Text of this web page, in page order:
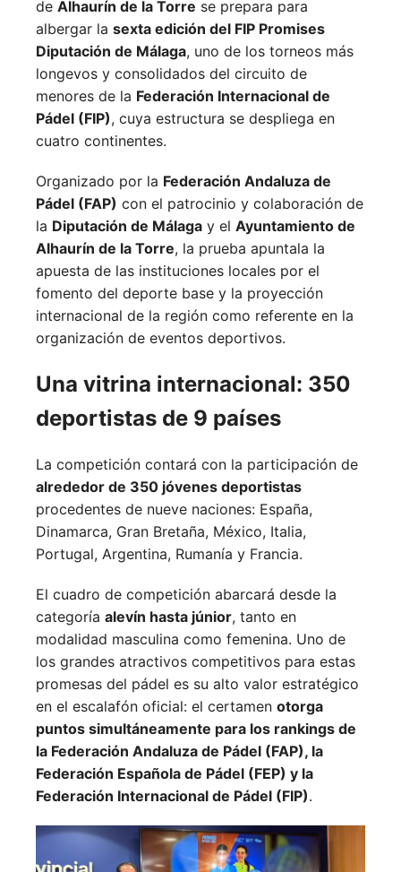
de Alhaurín de la Torre se prepara para
albergar la sexta edición del FIP Promises
Diputación de Málaga, uno de los torneos más
longevos y consolidados del circuito de
menores de la Federación Internacional de
Pádel (FIP), cuya estructura se despliega en
cuatro continentes.
Organizado por la Federación Andaluza de
Pádel (FAP) con el patrocinio y colaboración de
la Diputación de Málaga y el Ayuntamiento de
Alhaurín de la Torre, la prueba apuntala la
apuesta de las instituciones locales por el
fomento del deporte base y la proyección
internacional de la región como referente en la
organización de eventos deportivos.
Una vitrina internacional: 350
deportistas de 9 países
La competición contará con la participación de
alrededor de 350 jóvenes deportistas
procedentes de nueve naciones: España,
Dinamarca, Gran Bretaña, México, Italia,
Portugal, Argentina, Rumanía y Francia.
El cuadro de competición abarcará desde la
categoría alevín hasta júnior, tanto en
modalidad masculina como femenina. Uno de
los grandes atractivos competitivos para estas
promesas del pádel es su alto valor estratégico
en el escalafón oficial: el certamen otorga
puntos simultáneamente para los rankings de
la Federación Andaluza de Pádel (FAP), la
Federación Española de Pádel (FEP) y la
Federación Internacional de Pádel (FIP).